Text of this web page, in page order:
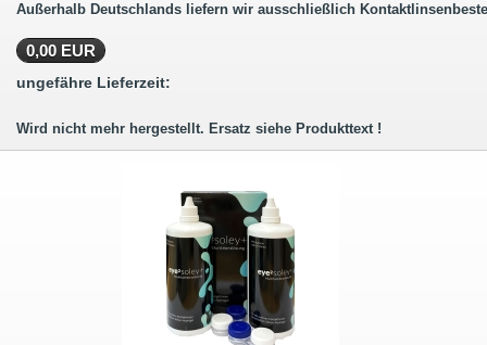
Außerhalb Deutschlands liefern wir ausschließlich
0,00 EUR
ungefähre Lieferzeit:
Wird nicht mehr hergestellt. Ersatz siehe Produkttext !